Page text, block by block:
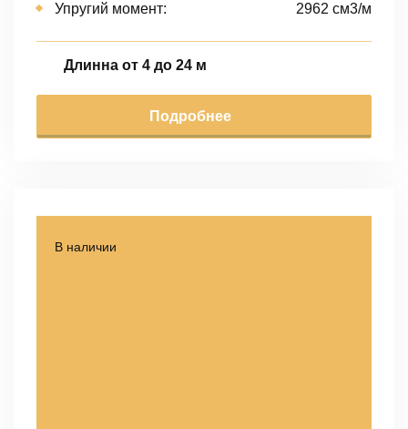
Упругий момент: 2962 cм3/м
Длинна от 4 до 24 м
Подробнее
В наличии